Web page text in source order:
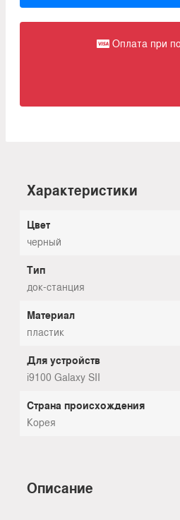
Оплата при
Характеристики
Цвет
черный
Тип
док-станция
Материал
пластик
Для устройств
i9100 Galaxy SII
Страна происхождения
Корея
Описание